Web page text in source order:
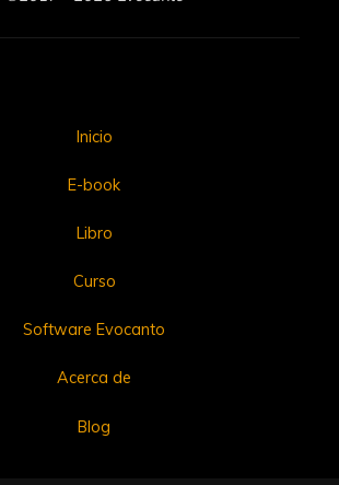
Inicio
E-book
Libro
Curso
Software Evocanto
Acerca de
Blog